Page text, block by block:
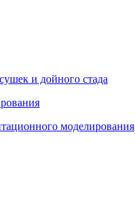
и дойного стада
моделирования